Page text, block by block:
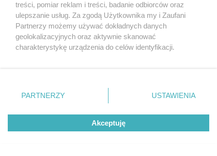
SKOKI NARCIARSKIE
Letnia Grand Prix w Courchevel.
Zobacz zaskakujące wyniki
zawodów
treści, pomiar reklam i treści, badanie odbiorców oraz
ulepszanie usług. Za zgodą Użytkownika my i Zaufani
Partnerzy możemy używać dokładnych danych
geolokalizacyjnych oraz aktywnie skanować
charakterystykę urządzenia do celów identyfikacji.
zmienić/wycofać klikając przycisk ustawień prywatności
znajdujący się w lewym dolnym rogu strony
rodzaje przetwarzania danych nie wymagają zgody
użytkownika, ale masz prawo sprzeciwić się takiemu
przetwarzaniu. Preferencje będą miały zastosowanie tylko
PARTNERZY USTAWIENIA
Akceptuję